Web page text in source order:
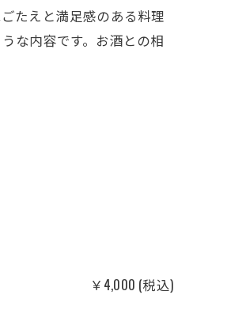
たえと満足感のある料理
な内容です。お酒との相
￥4,000 (税込)